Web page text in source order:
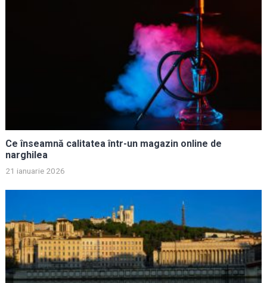
Ce înseamnă calitatea într-un magazin online de
narghilea
21 ianuarie 2026